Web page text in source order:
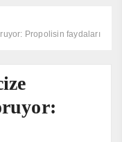
Propolisin faydaları